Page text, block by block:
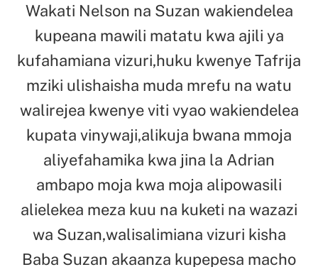
Wakati Nelson na Suzan wakiendelea
kupeana mawili matatu kwa ajili ya
kufahamiana vizuri,huku kwenye Tafrija
mziki ulishaisha muda mrefu na watu
walirejea kwenye viti vyao wakiendelea
kupata vinywaji,alikuja bwana mmoja
aliyefahamika kwa jina la Adrian
ambapo moja kwa moja alipowasili
alielekea meza kuu na kuketi na wazazi
wa Suzan,walisalimiana vizuri kisha
Baba Suzan akaanza kupepesa macho